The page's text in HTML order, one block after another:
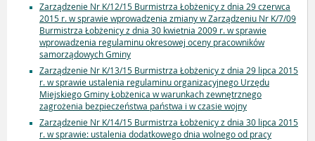
Zarządzenie Nr K/12/15 Burmistrza Łobżenicy z dnia 29 czerwca
2015 r. w sprawie wprowadzenia zmiany w Zarządzeniu Nr K/7/09
Burmistrza Łobżenicy z dnia 30 kwietnia 2009 r. w sprawie
wprowadzenia regulaminu okresowej oceny pracowników
samorządowych Gminy
Zarządzenie Nr K/13/15 Burmistrza Łobżenicy z dnia 29 lipca 2015
r. w sprawie ustalenia regulaminu organizacyjnego Urzędu
Miejskiego Gminy Łobżenica w warunkach zewnętrznego
zagrożenia bezpieczeństwa państwa i w czasie wojny
Zarządzenie Nr K/14/15 Burmistrza Łobżenicy z dnia 30 lipca 2015
r. w sprawie: ustalenia dodatkowego dnia wolnego od pracy